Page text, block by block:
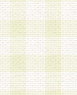
の使用に
3.会員は
貸与、名
ならない
4.当社は
盗用など